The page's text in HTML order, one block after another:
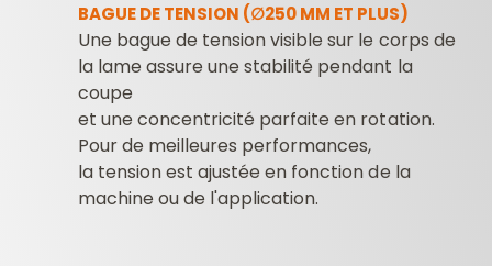
BAGUE DE TENSION (∅250 MM ET PLUS)
Une bague de tension visible sur le corps de
la lame assure une stabilité pendant la
coupe
et une concentricité parfaite en rotation.
Pour de meilleures performances,
la tension est ajustée en fonction de la
machine ou de l'application.